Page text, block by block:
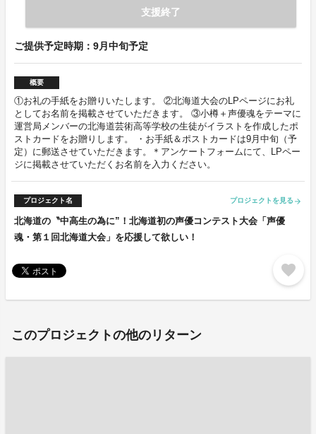
支援終了
ご提供予定時期：9月中旬予定
概要
①お礼の手紙をお贈りいたします。 ②北海道大会のLPページにお礼
としてお名前を掲載させていただきます。 ③小樽＋声優魂をテーマに
運営局メンバーの北海道芸術高等学校の生徒がイラストを作成したポ
ストカードをお贈りします。 ・お手紙＆ポストカードは9月中旬（予
定）に郵送させていただきます。＊アンケートフォームにて、LPペー
ジに掲載させていただくお名前を入力ください。
プロジェクト名 プロジェクトを見る arrow_forward
北海道の〝中高生の為に”！北海道初の声優コンテスト大会「声優
魂・第１回北海道大会」を応援して欲しい！
favorite
このプロジェクトの他のリターン